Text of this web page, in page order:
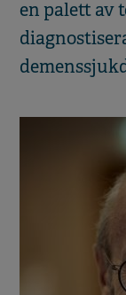
en palett av